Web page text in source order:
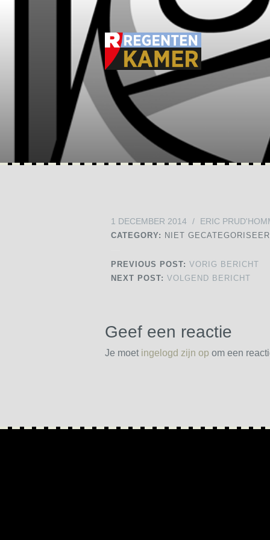
1 DECEMBER 2014 / ERIC
CATEGORY: NIET
PREVIOUS POST: VORIG BERICHT
NEXT POST: VOLGEND BERICHT
Geef een reactie
Je moet ingelogd zijn op om een